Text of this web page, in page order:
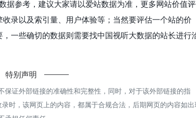
据参考，建议大家请以爱站数据为准，更多网站价值
录以及索引量、用户体验等；当然要评估一个站的价
一些确切的数据则需要找中国视听大数据的站长进行
特别声明
证外部链接的准确性和完整性，同时，对于该外部链接的指
时，该网页上的内容，都属于合规合法，后期网页的内容如出